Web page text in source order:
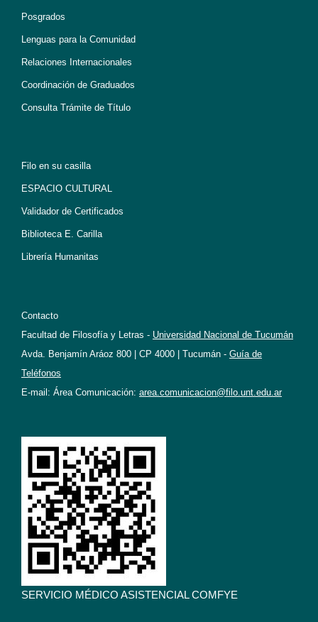
Posgrados
Lenguas para la Comunidad
Relaciones Internacionales
Coordinación de Graduados
Consulta Trámite de Título
Filo en su casilla
ESPACIO CULTURAL
Validador de Certificados
Biblioteca E. Carilla
Librería Humanitas
Contacto
Facultad de Filosofía y Letras - Universidad Nacional de Tucumán
Avda. Benjamín Aráoz 800 | CP 4000 | Tucumán - Guía de
Teléfonos
E-mail: Área Comunicación: area.comunicacion@filo.unt.edu.ar
SERVICIO MÉDICO ASISTENCIAL COMFYE